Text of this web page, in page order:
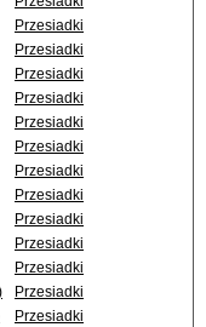
Przesiadki
Przesiadki
Przesiadki
Przesiadki
Przesiadki
Przesiadki
Przesiadki
Przesiadki
Przesiadki
Przesiadki
Przesiadki
Przesiadki
Przesiadki